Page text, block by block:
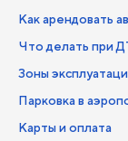
Как арендовать
Что делать при
Зоны
Парковка в
Карты и оплата